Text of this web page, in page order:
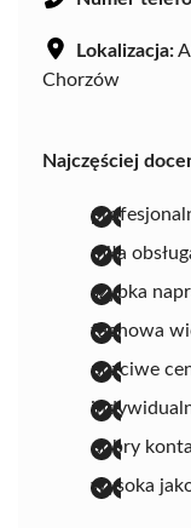
Lokalizacja:
Chorzów
Najczęściej
miła
szybka
fachowa
uczciwe
dobry
wysoka